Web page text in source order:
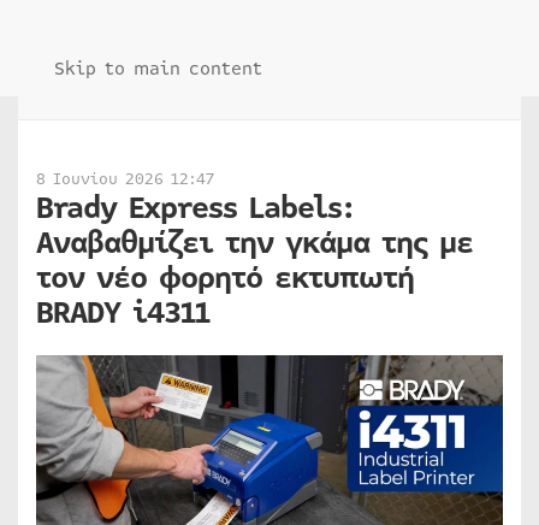
Skip to main content
8 Ιουνίου 2026 12:47
Brady Express Labels:
Αναβαθμίζει την γκάμα της με
τον νέο φορητό εκτυπωτή
BRADY i4311